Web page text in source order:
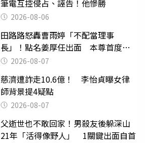
筆電互控侵占、誣告！他慘勝
2026-08-06
田路路怒轟曹雨婷「不配當理事
長」！點名姜厚任出面 本尊首度回
應了2026-08-07
慈濟遭詐走10.6億！ 李怡貞曝女律
師背景提4疑點
2026-08-07
父逝世也不敢回家！男殺友後躲深山
21年「活得像野人」 1關鍵出面自首